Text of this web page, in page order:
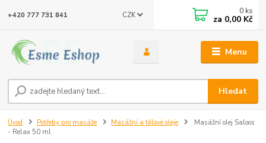
Menu
CZK
Hledat
+420 777 731 841 0 ks
za 0,00 Kč
Úvod Potřeby pro masáže Masážní a tělové oleje
Masážní olej Saloos
- Relax 50 ml